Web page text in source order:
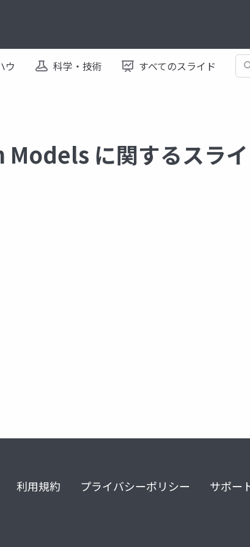
ウ 科学・技術 すべてのスライド 検
に関するスラ
利用規約 プライバシーポリシー サポー